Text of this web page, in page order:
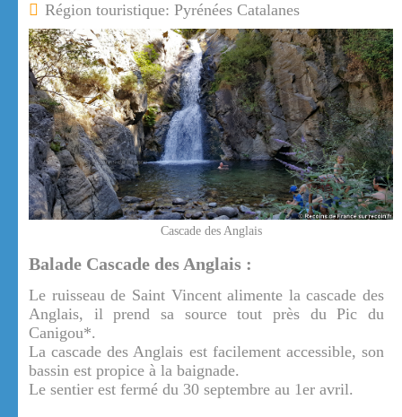
Région touristique: Pyrénées Catalanes
Cascade des Anglais
Balade Cascade des Anglais :
Le ruisseau de Saint Vincent alimente la cascade des
Anglais, il prend sa source tout près du Pic du
Canigou*.
La cascade des Anglais est facilement accessible, son
bassin est propice à la baignade.
Le sentier est fermé du 30 septembre au 1er avril.